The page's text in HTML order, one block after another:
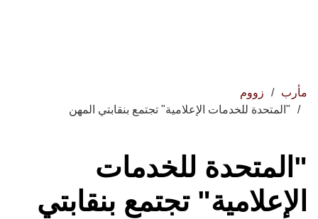
زووم
للخدمات الإعلامية" تجتمع بنقابتي المهن
للخدمات
تجتمع بنقابتي